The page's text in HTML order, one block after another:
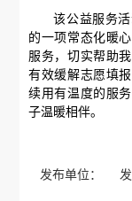
该公益服务
的一项常态化暖
服务，切实帮助
有效缓解志愿填
续用有温度的服
子温暖相伴。
发布单位： 发